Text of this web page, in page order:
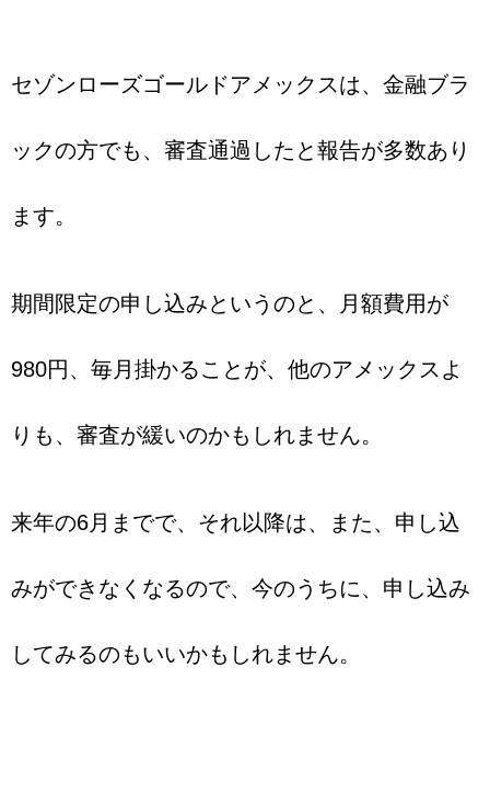
セゾンローズゴールドアメックスは、金融ブラ
ックの方でも、審査通過したと報告が多数あり
ます。
期間限定の申し込みというのと、月額費用が
980円、毎月掛かることが、他のアメックスよ
りも、審査が緩いのかもしれません。
来年の6月までで、それ以降は、また、申し込
みができなくなるので、今のうちに、申し込み
してみるのもいいかもしれません。